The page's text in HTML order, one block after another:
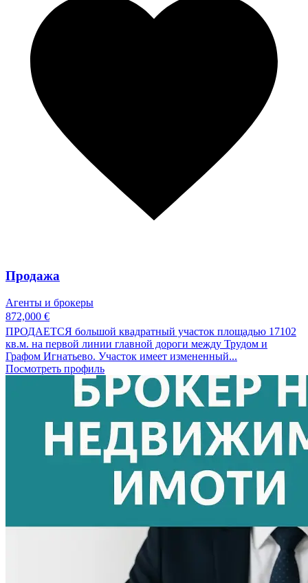
Продажа
Агенты и брокеры
872,000 €
ПРОДАЕТСЯ большой квадратный участок площадью 17102
кв.м. на первой линии главной дороги между Трудом и
Графом Игнатьево. Участок имеет измененный...
Посмотреть профиль